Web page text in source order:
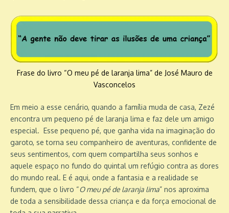
Frase do livro “O meu pé de laranja lima” de José Mauro de
Vasconcelos
Em meio a esse cenário, quando a família muda de casa, Zezé
encontra um pequeno pé de laranja lima e faz dele um amigo
especial. Esse pequeno pé, que ganha vida na imaginação do
garoto, se torna seu companheiro de aventuras, confidente de
seus sentimentos, com quem compartilha seus sonhos e
aquele espaço no fundo do quintal um refúgio contra as dores
do mundo real. E é aqui, onde a fantasia e a realidade se
fundem, que o livro “O meu pé de laranja lima” nos aproxima
de toda a sensibilidade dessa criança e da força emocional de